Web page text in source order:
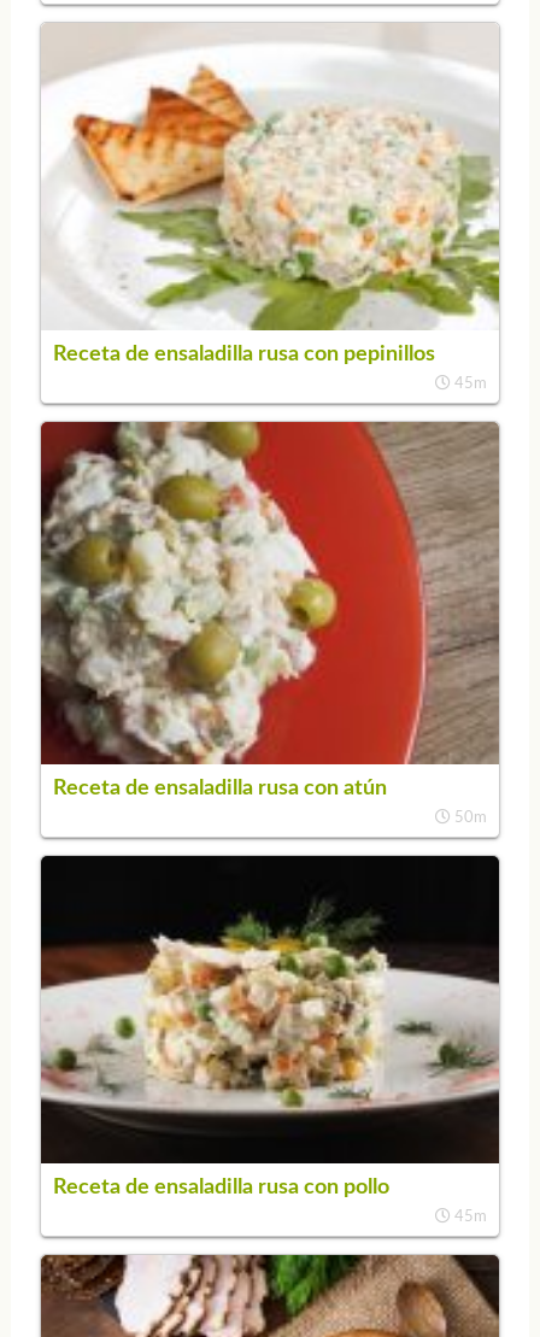
Receta de ensaladilla rusa con pepinillos
45m
Receta de ensaladilla rusa con atún
50m
Receta de ensaladilla rusa con pollo
45m